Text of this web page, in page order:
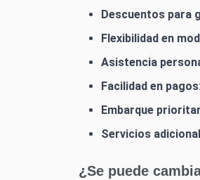
Descuentos para
Flexibilidad en
Asistencia
Facilidad en pagos
Embarque
Servicios
¿Se puede